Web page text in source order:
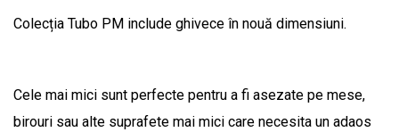
Colecția Tubo PM include ghivece în nouă dimensiuni.
Cele mai mici sunt perfecte pentru a fi asezate pe mese,
birouri sau alte suprafete mai mici care necesita un adaos